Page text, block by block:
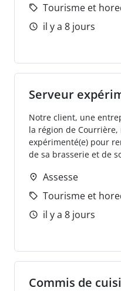
Tourisme et
il y a 8 jours
Serveur
Notre client, une
la région de Courrière,
expérimenté(e) pour
de sa brasserie et de
Assesse
Tourisme et
il y a 8 jours
Commis de